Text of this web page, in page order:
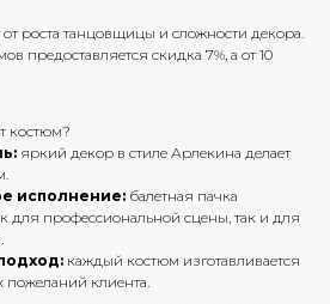
роста танцовщицы и сложности декора.
предоставляется скидка 7%, а от 10
костюм?
яркий декор в стиле Арлекина делает
исполнение: балетная пачка
для профессиональной сцены, так и для
каждый костюм изготавливается
пожеланий клиента.